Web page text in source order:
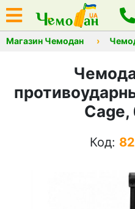
Магазин Чемодан
Cage,
Код: